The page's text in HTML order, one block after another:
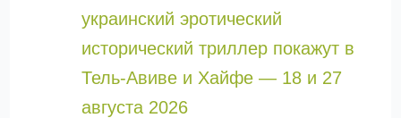
украинский эротический
исторический триллер покажут в
Тель-Авиве и Хайфе — 18 и 27
августа 2026